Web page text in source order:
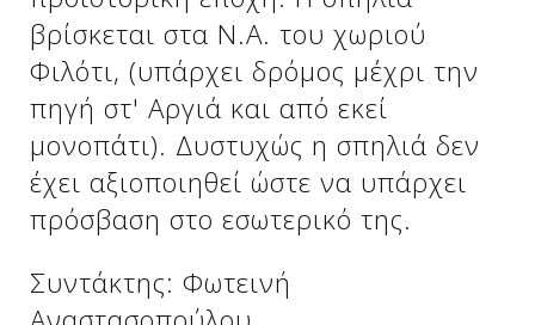
Δείτε μας:
Δείτε μας:
Δείτε μας:
Δείτε μας:
Δείτε μας:
βρίσκεται στα Ν.Α. του χωριού
Φιλότι, (υπάρχει δρόμος μέχρι την
πηγή στ' Αργιά και από εκεί
μονοπάτι). Δυστυχώς η σπηλιά δεν
έχει αξιοποιηθεί ώστε να υπάρχει
πρόσβαση στο εσωτερικό της.
Συντάκτης: Φωτεινή